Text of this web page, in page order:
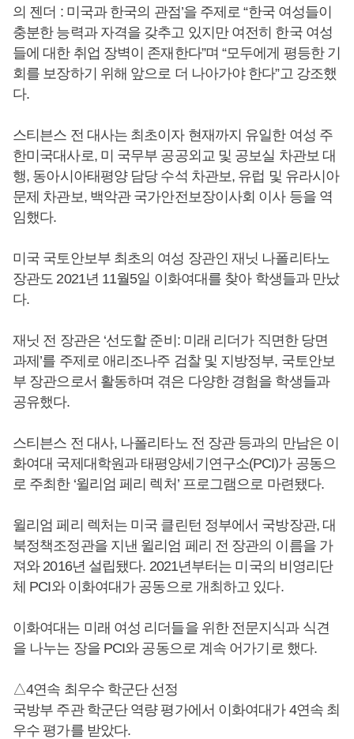
의 젠더 : 미국과 한국의 관점’을 주제로 “한국 여성들이
충분한 능력과 자격을 갖추고 있지만 여전히 한국 여성
들에 대한 취업 장벽이 존재한다”며 “모두에게 평등한 기
회를 보장하기 위해 앞으로 더 나아가야 한다”고 강조했
다.
스티븐스 전 대사는 최초이자 현재까지 유일한 여성 주
한미국대사로, 미 국무부 공공외교 및 공보실 차관보 대
행, 동아시아태평양 담당 수석 차관보, 유럽 및 유라시아
문제 차관보, 백악관 국가안전보장이사회 이사 등을 역
임했다.
미국 국토안보부 최초의 여성 장관인 재닛 나폴리타노
장관도 2021년 11월5일 이화여대를 찾아 학생들과 만났
다.
재닛 전 장관은 ‘선도할 준비: 미래 리더가 직면한 당면
과제’를 주제로 애리조나주 검찰 및 지방정부, 국토안보
부 장관으로서 활동하며 겪은 다양한 경험을 학생들과
공유했다.
스티븐스 전 대사, 나폴리타노 전 장관 등과의 만남은 이
화여대 국제대학원과 태평양세기연구소(PCI)가 공동으
로 주최한 ‘윌리엄 페리 렉처’ 프로그램으로 마련됐다.
윌리엄 페리 렉처는 미국 클린턴 정부에서 국방장관, 대
북정책조정관을 지낸 윌리엄 페리 전 장관의 이름을 가
져와 2016년 설립됐다. 2021년부터는 미국의 비영리단
체 PCI와 이화여대가 공동으로 개최하고 있다.
이화여대는 미래 여성 리더들을 위한 전문지식과 식견
을 나누는 장을 PCI와 공동으로 계속 어가기로 했다.
△4연속 최우수 학군단 선정
국방부 주관 학군단 역량 평가에서 이화여대가 4연속 최
우수 평가를 받았다.